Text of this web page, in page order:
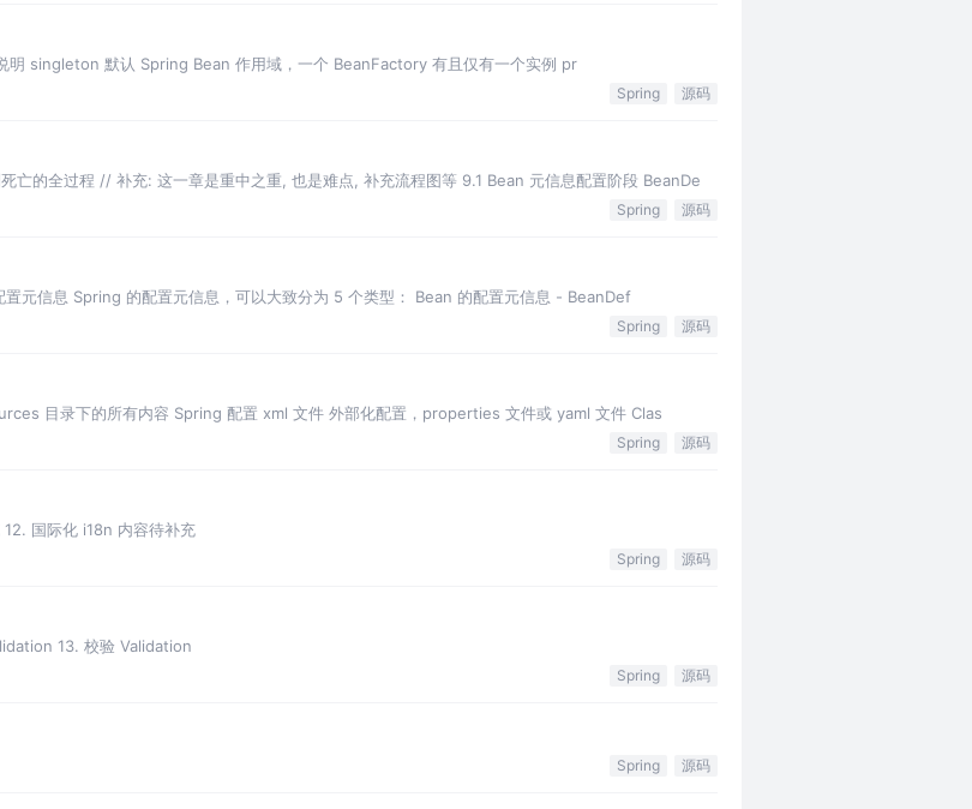
singleton 默认 Spring Bean 作用域，一个 BeanFactory 有且仅有一个实例 pr
Spring 源码
的全过程 // 补充: 这一章是重中之重, 也是难点, 补充流程图等 9.1 Bean 元信息配置阶段 BeanDe
Spring 源码
元信息 Spring 的配置元信息，可以大致分为 5 个类型： Bean 的配置元信息 - BeanDef
Spring 源码
目录下的所有内容 Spring 配置 xml 文件 外部化配置，properties 文件或 yaml 文件 Clas
Spring 源码
国际化 i18n 内容待补充
Spring 源码
13. 校验 Validation
Spring 源码
Spring 源码